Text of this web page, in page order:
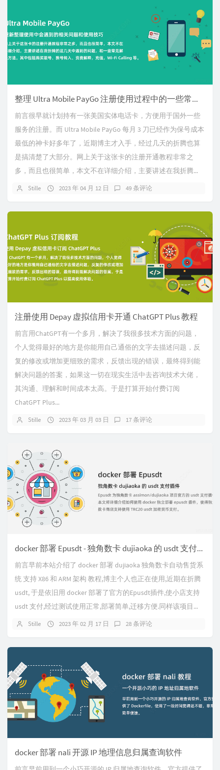
整理 Ultra Mobile PayGo 注册使用过程中的一些常见问题和技巧
前言很早就计划持有一张美国实体电话卡，方便用于国外一些
服务的注册。而 Ultra Mobile PayGo 每月 3 刀已经作为保号成本
最低的神卡好多年了，近期博主才入手，经过几天的折腾也算
是搞清楚了大部分。网上关于这张卡的注册开通教程非常之
多，而且也很简单，本文不在详细介绍，主要讲述在我折腾...
Stille 2023 年 04 月 12 日 49 条评论
注册使用 Depay 虚拟信用卡开通 ChatGPT Plus 教程
前言用ChatGPT有一个多月，解决了我很多技术方面的问题，
个人觉得最好的地方是你能用自己通俗的文字去描述问题，反
复的修改或增加更细致的需求，反馈出现的错误，最终得到能
解决问题的答案，如果这一切在现实生活中去咨询技术大佬，
其沟通、理解和时间成本太高。于是打算开始付费订阅
ChatGPT Plus...
Stille 2023 年 03 月 03 日 17 条评论
docker 部署 Epusdt - 独角数卡 dujiaoka 的 usdt 支付插件
前言早前本站介绍了 docker 部署 dujiaoka 独角数卡自动售货系
统 支持 X86 和 ARM 架构 教程,博主个人也正在使用,近期在折腾
usdt, 于是依旧用 docker 部署了官方的Epusdt插件,使小店支持
usdt 支付,经过测试使用正常,部署简单,迁移方便.同样该项目...
Stille 2023 年 02 月 17 日 28 条评论
docker 部署 nali 开源 IP 地理信息归属查询软件